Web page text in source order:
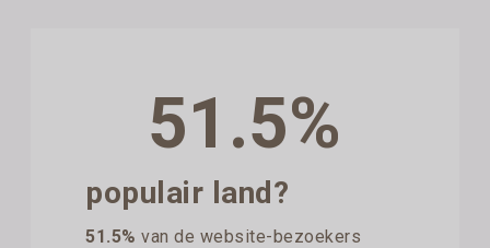
51.5%
populair land?
51.5% van de website-bezoekers